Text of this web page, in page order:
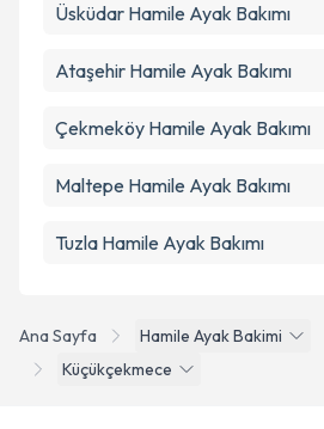
Ana Sayfa Hamile Ayak Bakimi
Küçükçekmece
Üsküdar Hamile Ayak Bakımı
Ataşehir Hamile Ayak Bakımı
Çekmeköy Hamile Ayak Bakımı
Maltepe Hamile Ayak Bakımı
Tuzla Hamile Ayak Bakımı